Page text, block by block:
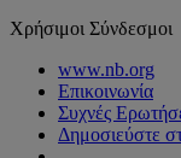
Χρήσιμοι Σύνδεσμοι
www.nb.org
Επικοινωνία
Συχνές
Δημοσιεύστε